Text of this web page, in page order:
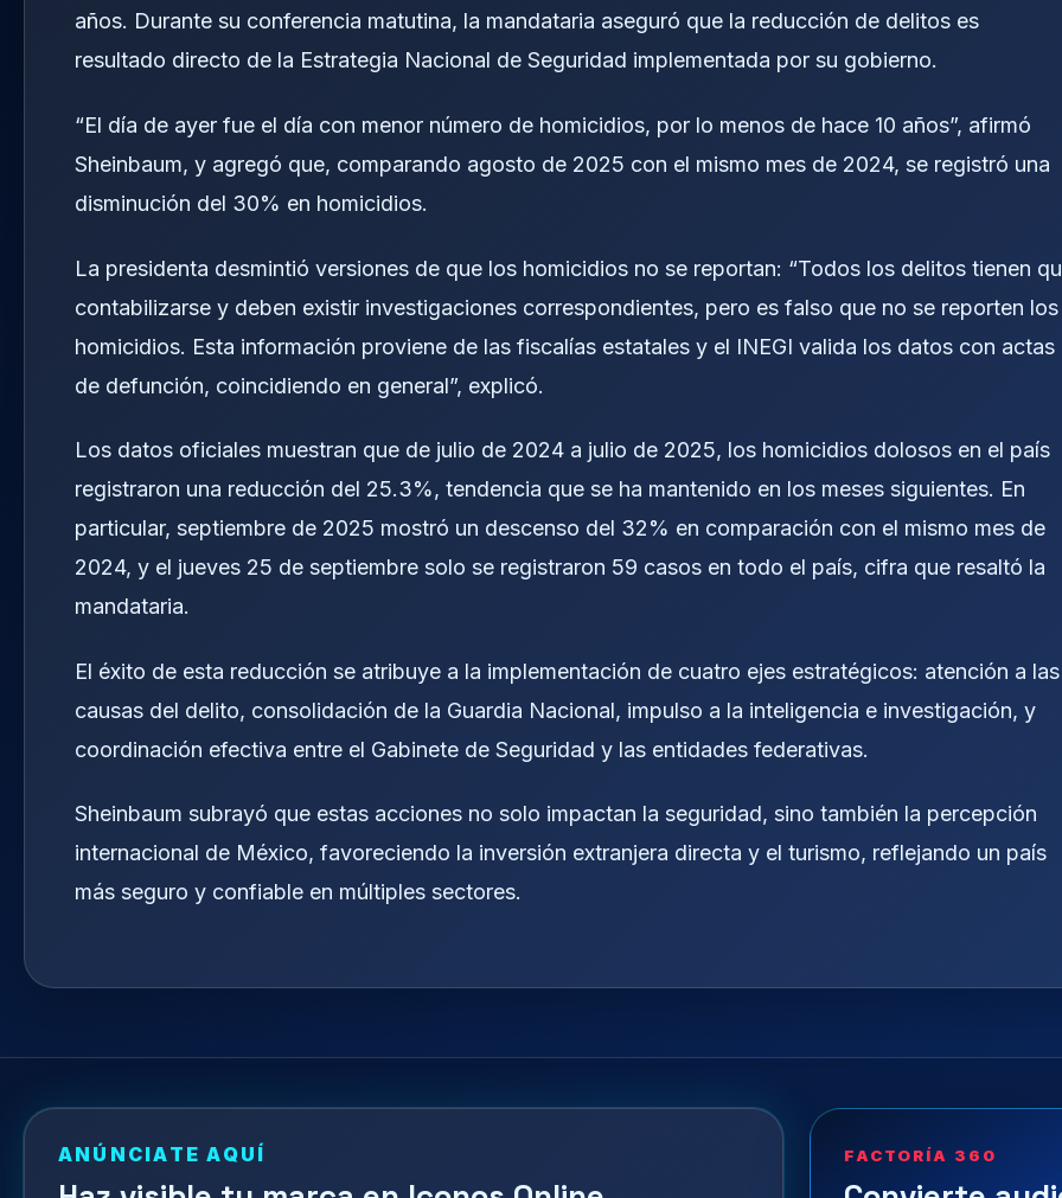
años. Durante su conferencia matutina, la mandataria aseguró que la reducción de delitos es
resultado directo de la Estrategia Nacional de Seguridad implementada por su gobierno.
“El día de ayer fue el día con menor número de homicidios, por lo menos de hace 10 años”, afirmó
Sheinbaum, y agregó que, comparando agosto de 2025 con el mismo mes de 2024, se registró una
disminución del 30% en homicidios.
La presidenta desmintió versiones de que los homicidios no se reportan: “Todos los delitos tienen
contabilizarse y deben existir investigaciones correspondientes, pero es falso que no se reporten los
homicidios. Esta información proviene de las fiscalías estatales y el INEGI valida los datos con actas
de defunción, coincidiendo en general”, explicó.
Los datos oficiales muestran que de julio de 2024 a julio de 2025, los homicidios dolosos en el país
registraron una reducción del 25.3%, tendencia que se ha mantenido en los meses siguientes. En
particular, septiembre de 2025 mostró un descenso del 32% en comparación con el mismo mes de
2024, y el jueves 25 de septiembre solo se registraron 59 casos en todo el país, cifra que resaltó la
mandataria.
El éxito de esta reducción se atribuye a la implementación de cuatro ejes estratégicos: atención a las
causas del delito, consolidación de la Guardia Nacional, impulso a la inteligencia e investigación, y
coordinación efectiva entre el Gabinete de Seguridad y las entidades federativas.
Sheinbaum subrayó que estas acciones no solo impactan la seguridad, sino también la percepción
internacional de México, favoreciendo la inversión extranjera directa y el turismo, reflejando un país
más seguro y confiable en múltiples sectores.
ANÚNCIATE AQUÍ FACTORÍA 360